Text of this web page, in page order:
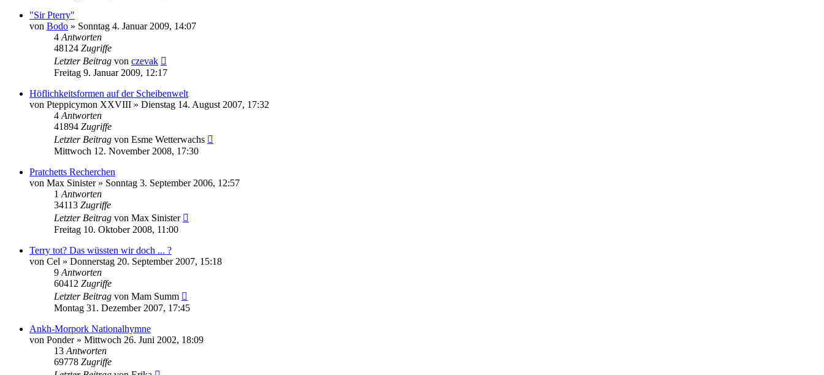
"Sir Pterry"
von Bodo » Sonntag 4. Januar 2009, 14:07
4 Antworten
48124 Zugriffe
Letzter Beitrag von czevak
Freitag 9. Januar 2009, 12:17
Höflichkeitsformen auf der Scheibenwelt
von Pteppicymon XXVIII » Dienstag 14. August 2007, 17:32
4 Antworten
41894 Zugriffe
Letzter Beitrag von Esme Wetterwachs
Mittwoch 12. November 2008, 17:30
Pratchetts Recherchen
von Max Sinister» Sonntag 3. September 2006, 12:57
1 Antworten
34113 Zugriffe
Letzter Beitrag von Max Sinister
Freitag 10. Oktober 2008, 11:00
Terry tot? Das wüssten wir doch ... ?
von Cel » Donnerstag 20. September 2007, 15:18
9 Antworten
60412 Zugriffe
Letzter Beitrag von Mam Summ
Montag 31. Dezember 2007, 17:45
Ankh-Morpork Nationalhymne
von Ponder» Mittwoch 26. Juni 2002, 18:09
13 Antworten
69778 Zugriffe